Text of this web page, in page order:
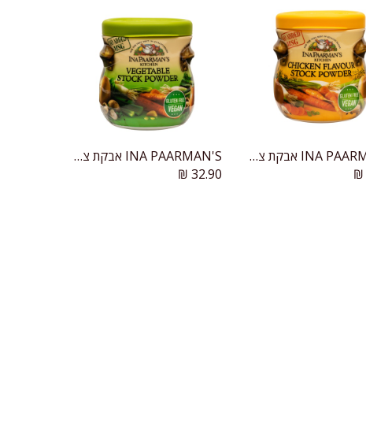
הוספה לעגלה
INA PAARMAN'S אבקת ציר עוף
₪
הוספה לעגלה
INA PAARMAN'S אבקת ציר ירקות
32.90
₪